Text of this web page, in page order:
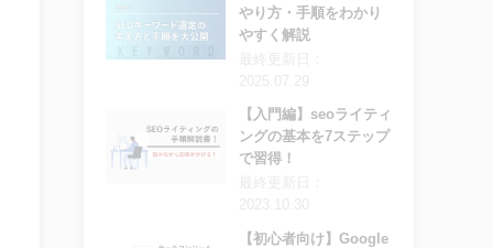
やり方・手順をわかり
やすく解説
【入門編】seoライティ
ングの基本を7ステップ
で習得！
【初心者向け】Google